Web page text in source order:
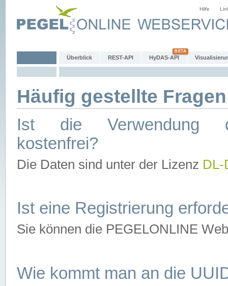
Hilfe
Überblick REST-API HyDAS-API
Häufig gestellte
Ist die Verwendung
kostenfrei?
Die Daten sind unter der Lizenz
Ist eine Registrierung
Sie können die PEGELONLINE
Wie kommt man an die